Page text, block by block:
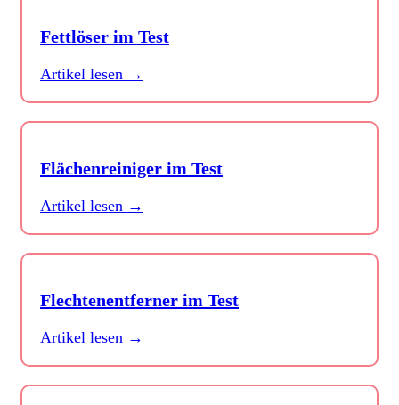
Fettlöser im Test
Artikel lesen →
Flächenreiniger im Test
Artikel lesen →
Flechtenentferner im Test
Artikel lesen →